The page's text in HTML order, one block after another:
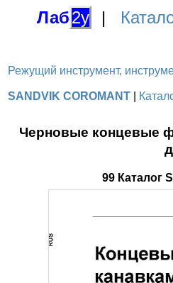
Лаб2у |
Режущий инструмент,
SANDVIK COROMANT
Черновые концевые
99 Каталог